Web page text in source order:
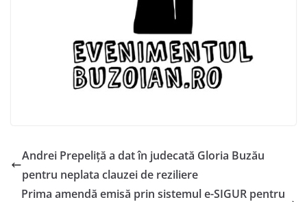
Andrei Prepeliță a dat în judecată Gloria Buzău
pentru neplata clauzei de reziliere
Prima amendă emisă prin sistemul e-SIGUR pentru